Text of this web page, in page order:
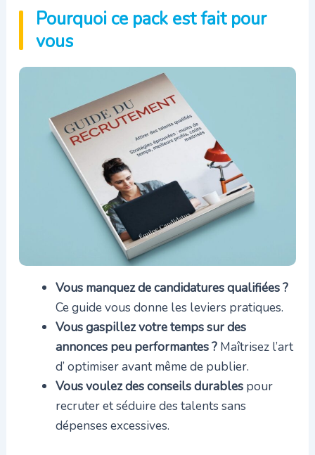
Pourquoi ce pack est fait pour
vous
Vous manquez de candidatures qualifiées ?
Ce guide vous donne les leviers pratiques.
Vous gaspillez votre temps sur des
annonces peu performantes ?Maîtrisez l’art
d’ optimiser avant même de publier.
Vous voulez des conseils durablespour
recruter et séduire des talents sans
dépenses excessives.